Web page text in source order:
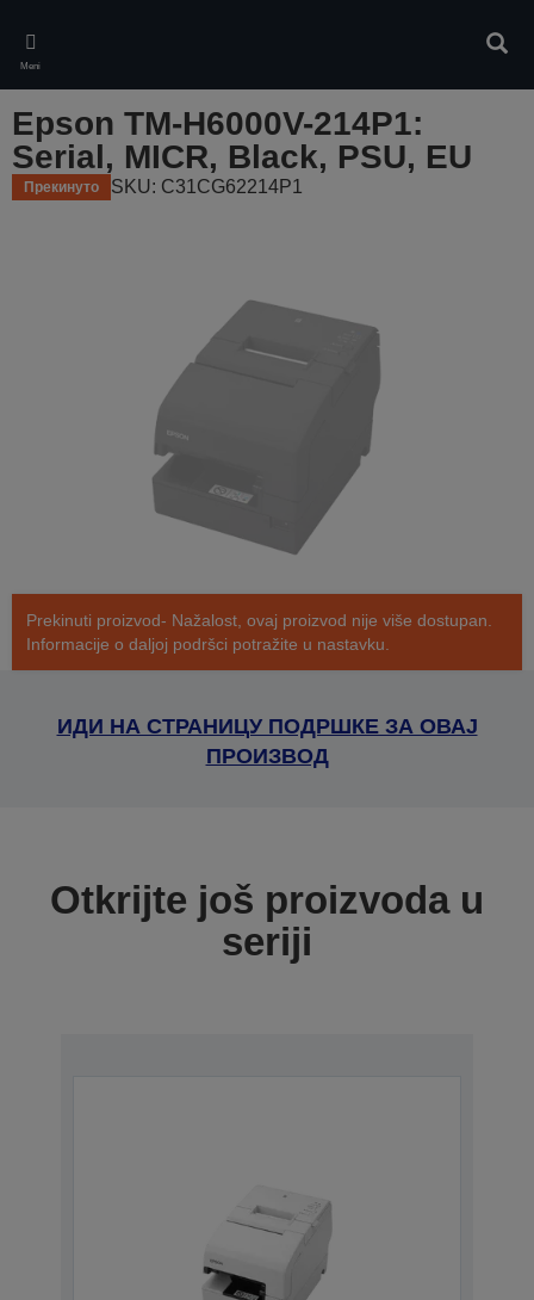
main
content
Meni
Epson TM-H6000V-214P1:
Serial, MICR, Black, PSU, EU
Прекинуто SKU: C31CG62214P1
Prekinuti proizvod- Nažalost, ovaj proizvod nije više dostupan.
Informacije o daljoj podršci potražite u nastavku.
ИДИ НА СТРАНИЦУ ПОДРШКЕ ЗА ОВАЈ
ПРОИЗВОД
Otkrijte još proizvoda u
seriji